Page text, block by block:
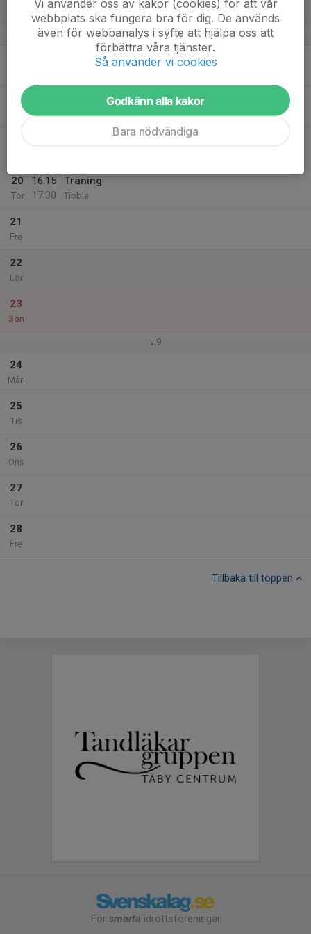
Skarpäng
v.8
Träning
18
18:20
Fysträning
Tibble
20
Tor
16:15
17:30
Träning
Tibble
21
Fre
22
Lör
23
Sön
v.9
24
Mån
25
Tis
26
Ons
27
Tor
28
Fre
Tillbaka till toppen
För smarta idrottsföreningar
Vi använder oss av kakor (cookies) för att vår
webbplats ska fungera bra för dig. De används
även för webbanalys i syfte att hjälpa oss att
förbättra våra tjänster.
Så använder vi cookies
Godkänn alla kakor
Bara nödvändiga